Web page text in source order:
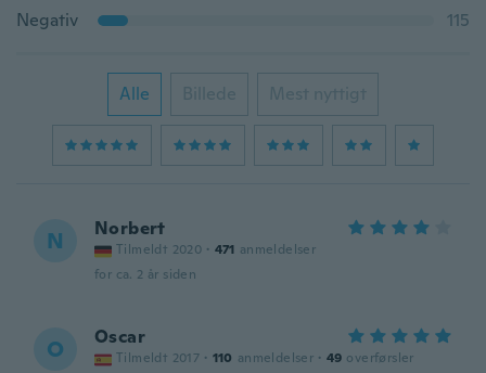
Negativ
115
Alle Billede Mest nyttigt
N Norbert
Tilmeldt 2020 · 471 anmeldelser
for ca. 2 år siden
O Oscar
Tilmeldt 2017 · 110 anmeldelser · 49 overførsler